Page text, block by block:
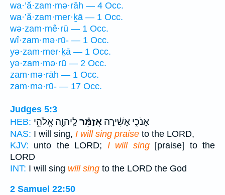
wa·’ă·zam·mə·rāh — 4 Occ.
wa·’ă·zam·mer·ḵā — 1 Occ.
wə·zam·mê·rū — 1 Occ.
wî·zam·mə·rū- — 1 Occ.
yə·zam·mer·ḵā — 1 Occ.
yə·zam·mə·rū — 2 Occ.
zam·mə·rāh — 1 Occ.
zam·mə·rū- — 17 Occ.
Judges 5:3
HEB:
אָנֹכִ֣י אָשִׁ֔ירָה אֲזַמֵּ֕רלַֽיהוָ֖ה אֱלֹהֵ֥י
NAS: I will sing, I will sing praise to the LORD,
KJV: unto the LORD; I will sing[praise] to the
LORD
INT: I will sing will sing to the LORD the God
2 Samuel 22:50